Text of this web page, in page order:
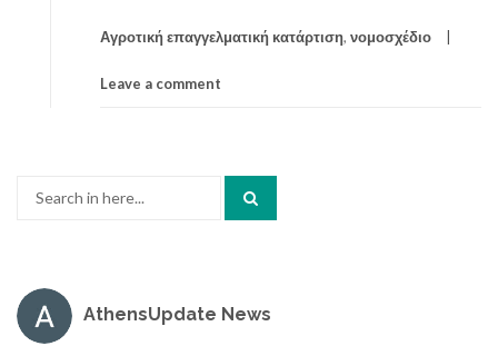
Αγροτική επαγγελματική κατάρτιση, νομοσχέδιο
Leave a comment
AthensUpdate News